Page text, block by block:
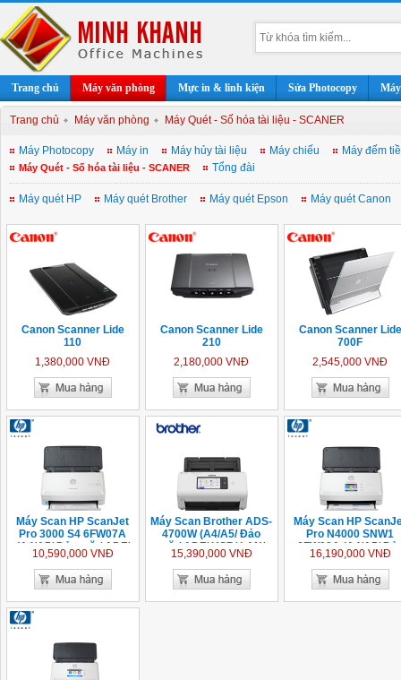
Trang chủ Máy văn phòng Mực in & linh kiện Sửa Photocopy
Trang chủ Máy văn phòng Máy Quét - Số hóa tài liệu - SCANER
Máy Photocopy Máy in Máy hủy tài liệu Máy chiếu Máy đếm
Máy Quét - Số hóa tài liệu - SCANER Tổng đài
Máy quét HP Máy quét Brother Máy quét Epson Máy quét Canon
Canon Scanner Lide
110
1,380,000 VNĐ
Canon Scanner Lide
210
2,180,000 VNĐ
Canon Scanner Lide
700F
2,545,000 VNĐ
Máy Scan HP ScanJet
Pro 3000 S4 6FW07A
(A4/A5/ Đảo mặt/ ADF/
USB)
10,590,000 VNĐ
Máy Scan Brother ADS-
4700W (A4/A5/ Đảo
mặt/ ADF/ USB/ LAN/
WIFI)
15,390,000 VNĐ
Máy Scan HP
Pro N4000 SNW1
6FW08A (A4/A5/
mặt/ ADF/ USB/
WIFI)
16,190,000 VNĐ